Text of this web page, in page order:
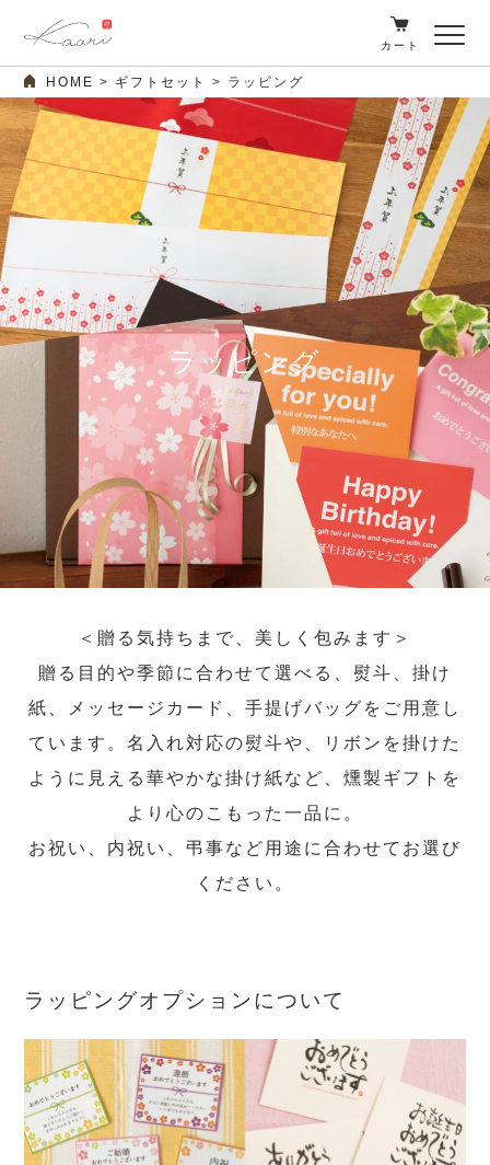
カート
HOME ギフトセット ラッピング
ラッピング
＜贈る気持ちまで、美しく包みます＞
贈る目的や季節に合わせて選べる、熨斗、掛け
紙、メッセージカード、手提げバッグをご用意し
ています。名入れ対応の熨斗や、リボンを掛けた
ように見える華やかな掛け紙など、燻製ギフトを
より心のこもった一品に。
お祝い、内祝い、弔事など用途に合わせてお選び
ください。
ラッピングオプションについて